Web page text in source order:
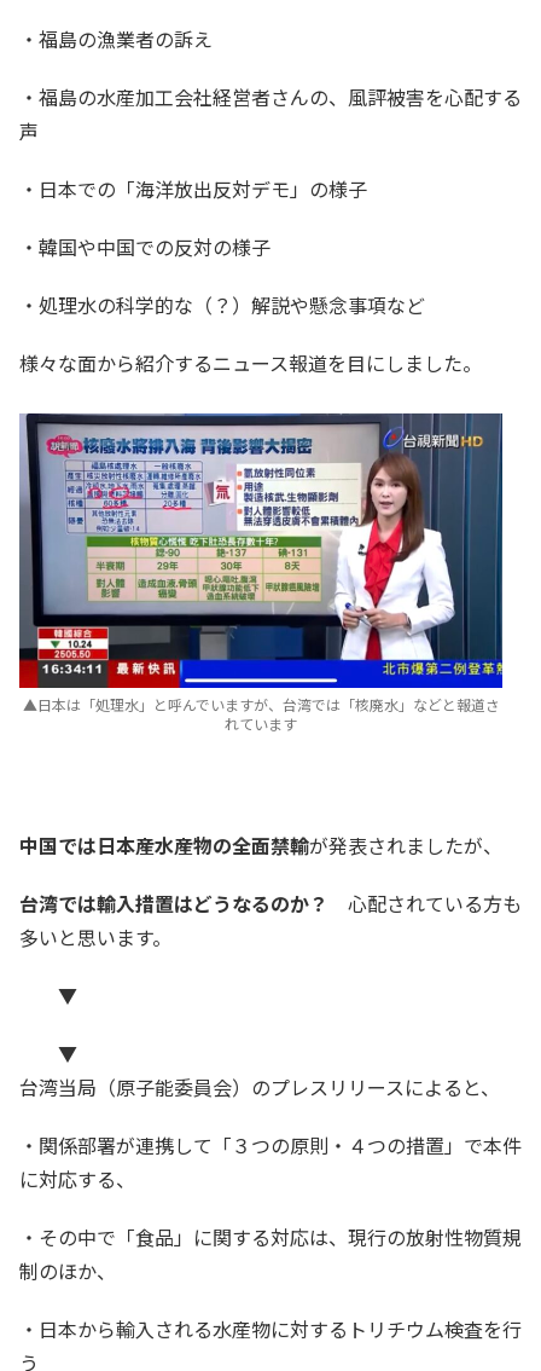
・福島の漁業者の訴え
・福島の水産加工会社経営者さんの、風評被害を心配する
声
・日本での「海洋放出反対デモ」の様子
・韓国や中国での反対の様子
・処理水の科学的な（？）解説や懸念事項など
様々な面から紹介するニュース報道を目にしました。
▲日本は「処理水」と呼んでいますが、台湾では「核廃水」などと報道さ
れています
中国では日本産水産物の全面禁輸が発表されましたが、
台湾では輸入措置はどうなるのか？
心配されている方も
多いと思います。​
▼
▼
台湾当局（原子能委員会）のプレスリリースによると、
・関係部署が連携して「３つの原則・４つの措置」で本件
に対応する、
・その中で「食品」に関する対応は、現行の放射性物質規
制のほか、
・日本から輸入される水産物に対するトリチウム検査を行
う